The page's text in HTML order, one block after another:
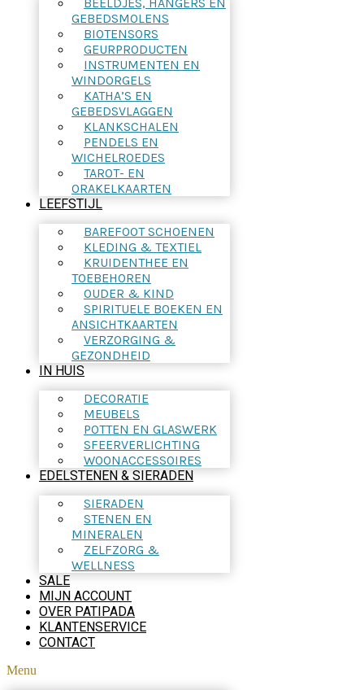
GEBEDSMOLENS
BIOTENSORS
GEURPRODUCTEN
INSTRUMENTEN EN
WINDORGELS
KATHA’S EN
GEBEDSVLAGGEN
KLANKSCHALEN
PENDELS EN
WICHELROEDES
TAROT- EN
ORAKELKAARTEN
LEEFSTIJL
BAREFOOT SCHOENEN
KLEDING & TEXTIEL
KRUIDENTHEE EN
TOEBEHOREN
OUDER & KIND
SPIRITUELE BOEKEN EN
ANSICHTKAARTEN
VERZORGING &
GEZONDHEID
IN HUIS
DECORATIE
MEUBELS
POTTEN EN GLASWERK
SFEERVERLICHTING
WOONACCESSOIRES
EDELSTENEN & SIERADEN
SIERADEN
STENEN EN
MINERALEN
ZELFZORG &
WELLNESS
SALE
MIJN ACCOUNT
OVER PATIPADA
KLANTENSERVICE
CONTACT
Menu